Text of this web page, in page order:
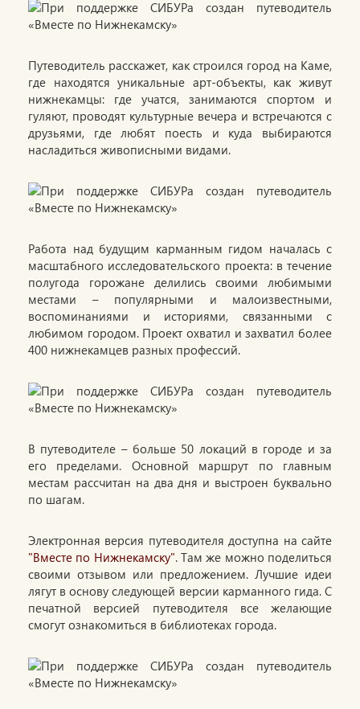
Путеводитель расскажет, как строился город на Каме,
где находятся уникальные арт-объекты, как живут
нижнекамцы: где учатся, занимаются спортом и
гуляют, проводят культурные вечера и встречаются с
друзьями, где любят поесть и куда выбираются
насладиться живописными видами.
Работа над будущим карманным гидом началась с
масштабного исследовательского проекта: в течение
полугода горожане делились своими любимыми
местами – популярными и малоизвестными,
воспоминаниями и историями, связанными с
любимом городом. Проект охватил и захватил более
400 нижнекамцев разных профессий.
В путеводителе – больше 50 локаций в городе и за
его пределами. Основной маршрут по главным
местам рассчитан на два дня и выстроен буквально
по шагам.
Электронная версия путеводителя доступна на сайте
"Вместе по Нижнекамску". Там же можно поделиться
своими отзывом или предложением. Лучшие идеи
лягут в основу следующей версии карманного гида. С
печатной версией путеводителя все желающие
смогут ознакомиться в библиотеках города.